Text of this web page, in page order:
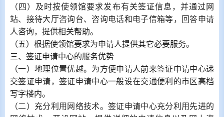
（四）及时按使领馆要求发布有关签证信息，并通过网
站、接待大厅咨询台、咨询电话和电子信箱等，回答申请
人咨询，提供相关帮助。
（五）根据使领馆要求为申请人提供其它必要服务。
三、签证申请中心的服务优势
（一）地理位置优越。为方便申请人前来签证申请中心递
交签证申请，签证申请中心一般设在交通便利的市区高档
写字楼内。
（二）充分利用网络技术。签证申请中心充分利用先进的